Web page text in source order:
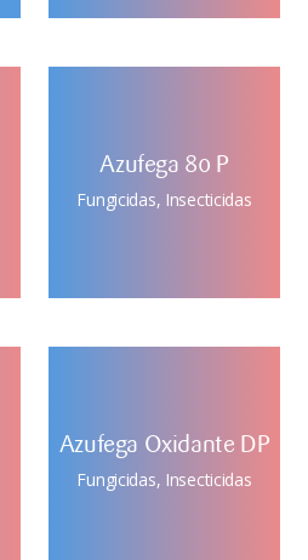
Azufega 80 P
Fungicidas, Insecticidas
Azufega Oxidante DP
Fungicidas, Insecticidas